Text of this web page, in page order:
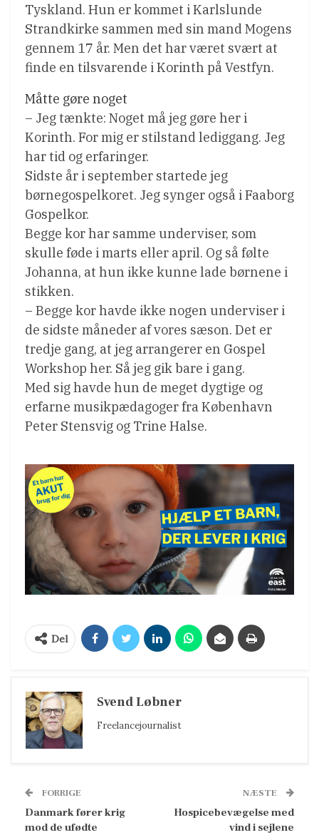
Tyskland. Hun er kommet i Karlslunde
Strandkirke sammen med sin mand Mogens
gennem 17 år. Men det har været svært at
finde en tilsvarende i Korinth på Vestfyn.
Måtte gøre noget
– Jeg tænkte: Noget må jeg gøre her i
Korinth. For mig er stilstand lediggang. Jeg
har tid og erfaringer.
Sidste år i september startede jeg
børnegospelkoret. Jeg synger også i Faaborg
Gospelkor.
Begge kor har samme underviser, som
skulle føde i marts eller april. Og så følte
Johanna, at hun ikke kunne lade børnene i
stikken.
– Begge kor havde ikke nogen underviser i
de sidste måneder af vores sæson. Det er
tredje gang, at jeg arrangerer en Gospel
Workshop her. Så jeg gik bare i gang.
Med sig havde hun de meget dygtige og
erfarne musikpædagoger fra København
Peter Stensvig og Trine Halse.
Del
Svend Løbner
Freelancejournalist
FORRIGE
Danmark fører krig
mod de ufødte
NÆSTE
Hospicebevægelse med
vind i sejlene